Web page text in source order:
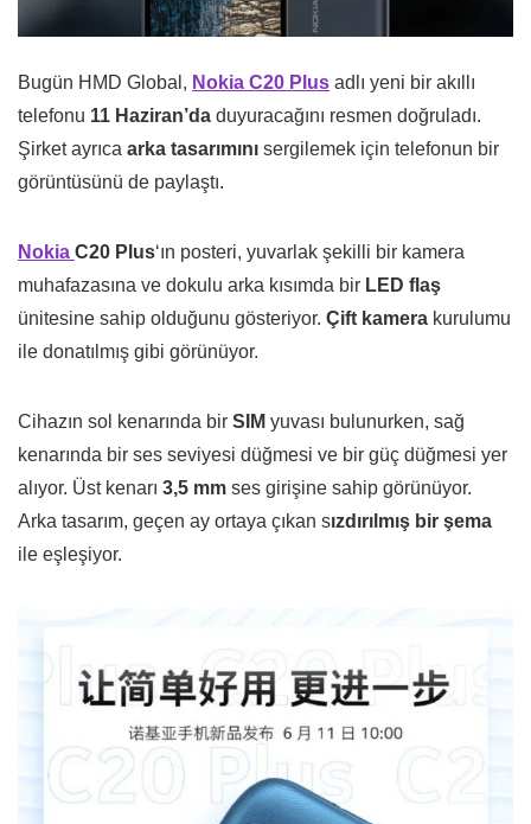
Bugün HMD Global, Nokia C20 Plus adlı yeni bir akıllı
telefonu 11 Haziran’da duyuracağını resmen doğruladı.
Şirket ayrıca arka tasarımını sergilemek için telefonun bir
görüntüsünü de paylaştı.
Nokia C20 Plus‘ın posteri, yuvarlak şekilli bir kamera
muhafazasına ve dokulu arka kısımda bir LED flaş
ünitesine sahip olduğunu gösteriyor. Çift kamera kurulumu
ile donatılmış gibi görünüyor.
Cihazın sol kenarında bir SIM yuvası bulunurken, sağ
kenarında bir ses seviyesi düğmesi ve bir güç düğmesi yer
alıyor. Üst kenarı 3,5 mm ses girişine sahip görünüyor.
Arka tasarım, geçen ay ortaya çıkan sızdırılmış bir şema
ile eşleşiyor.